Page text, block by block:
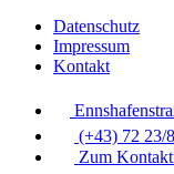
Datenschutz
Impressum
Kontakt
(+43) 72 23/
Zum